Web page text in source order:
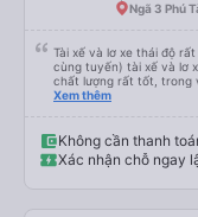
Ngã 3 Phú
Tài xế và lơ xe thái độ
cùng tuyến) tài xế và lơ
chất lượng rất tốt, trong
trên app 45p, nhưng do
Xem thêm
Không cần thanh
Xác nhận chỗ ngay